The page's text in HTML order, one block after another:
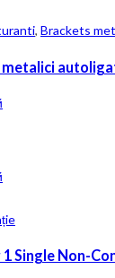
, Brackets
metalici
Single Non-